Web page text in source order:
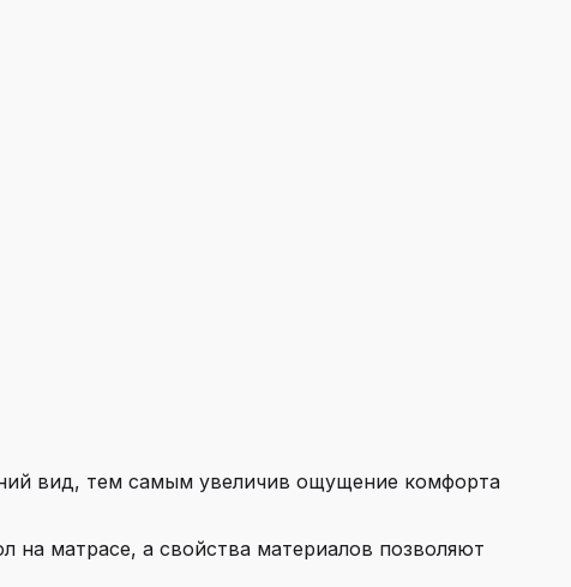
вид, тем самым увеличив ощущение комфорта
на матрасе, а свойства материалов позволяют